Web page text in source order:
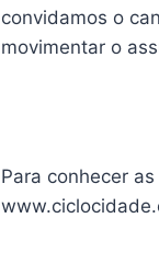
convidamos o
movimentar o
Para conhecer